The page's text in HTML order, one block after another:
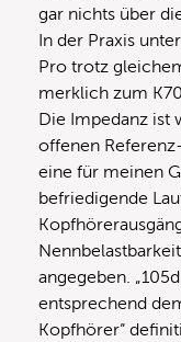
gar nichts über
In der Praxis
Pro trotz
merklich zum
Die Impedanz ist
offenen
eine für meinen
befriedigende
angegeben.
entsprechend
Kopfhörer“